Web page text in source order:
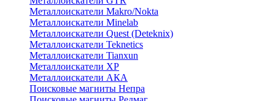
Металлоискатели Makro/Nokta
Металлоискатели Minelab
Металлоискатели Quest (Deteknix)
Металлоискатели Teknetics
Металлоискатели Tianxun
Металлоискатели XP
Металлоискатели АКА
Поисковые магниты Непра